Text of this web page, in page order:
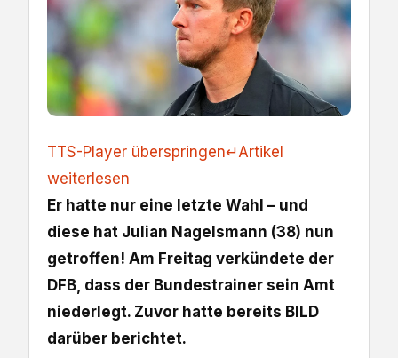
TTS-Player überspringen↵Artikel
weiterlesen
Er hatte nur eine letzte Wahl – und
diese hat Julian Nagelsmann (38) nun
getroffen! Am Freitag verkündete der
DFB, dass der Bundestrainer sein Amt
niederlegt. Zuvor hatte bereits BILD
darüber berichtet.